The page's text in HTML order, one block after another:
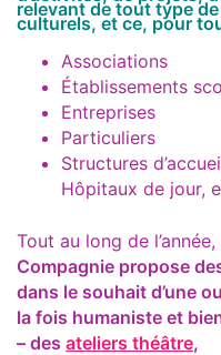
relevant de tout type
culturels, et ce, pour
Associations
Établissements
Entreprises
Particuliers
Structures
Hôpitaux de jour,
Tout au long de l’année,
Compagnie propose
dans le souhait d’une
la fois humaniste et
– des ateliers théâtre,